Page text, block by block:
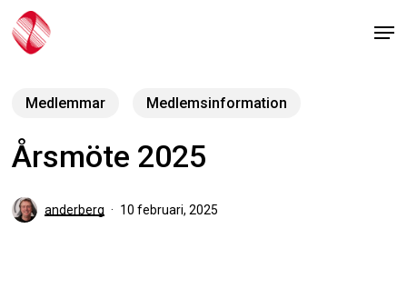
Skip
content
Medlemmar Medlemsinformation
Årsmöte 2025
anderberg 10 februari, 2025